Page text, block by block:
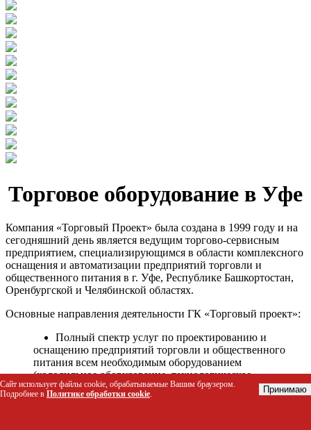
Торговое оборудование в Уфе
Компания «Торговый Проект» была создана в 1999 году и на
сегодняшний день является ведущим торгово-сервисным
предприятием, специализирующимся в области комплексного
оснащения и автоматизации предприятий торговли и
общественного питания в г. Уфе, Республике Башкортостан,
Оренбургской и Челябинской областях.
Основные направления деятельности ГК «Торговый проект»:
Полный спектр услуг по проектированию и
оснащению предприятий торговли и общественного
питания всем необходимым оборудованием
(холодильное оборудование, технологическое
оборудование, стеллажное оборудование и т.д.);
Автоматизация торговых процессов и внедрения
Сайт использует файлы cookie, обрабатываемые Вашим браузером.
Подробнее в Политике обработки cookie. Принимаю